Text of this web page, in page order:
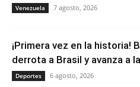
Venezuela 7 agosto, 2026
¡Primera vez en la historia!
derrota a Brasil y avanza a
Deportes 6 agosto, 2026